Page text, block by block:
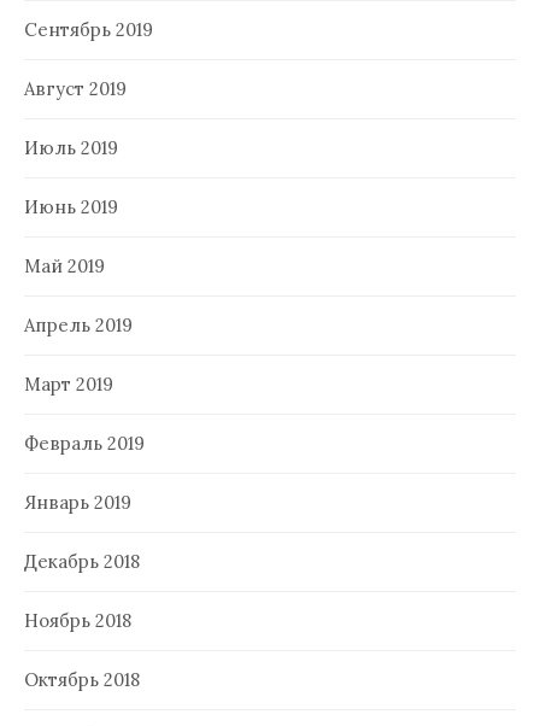
Сентябрь 2019
Август 2019
Июль 2019
Июнь 2019
Май 2019
Апрель 2019
Март 2019
Февраль 2019
Январь 2019
Декабрь 2018
Ноябрь 2018
Октябрь 2018